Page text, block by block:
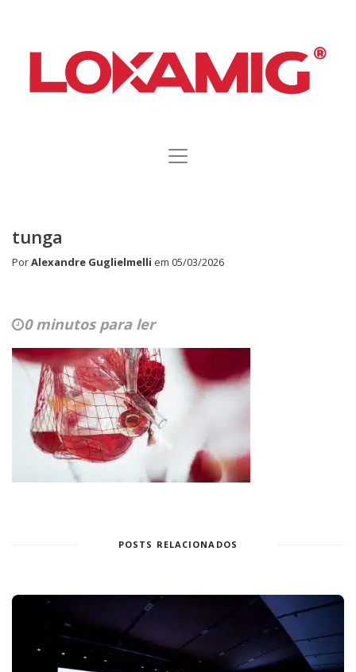
tunga
PorAlexandre Guglielmelli em 05/03/2026
0 minutos para ler
POSTS RELACIONADOS